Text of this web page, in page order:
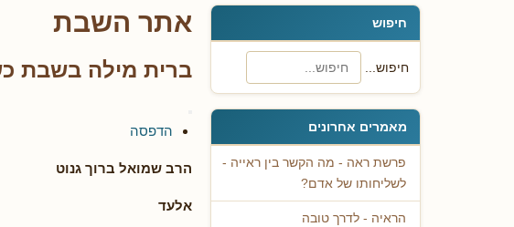
חיפוש
חיפוש...
מאמרים אחרונים
פרשת ראה - מה הקשר בין ראייה -
לשליחותו של אדם?
הראיה - לדרך טובה
אתר השבת
ברית מילה בשבת
הדפסה
הרב שמואל ברוך גנוט
אלעד